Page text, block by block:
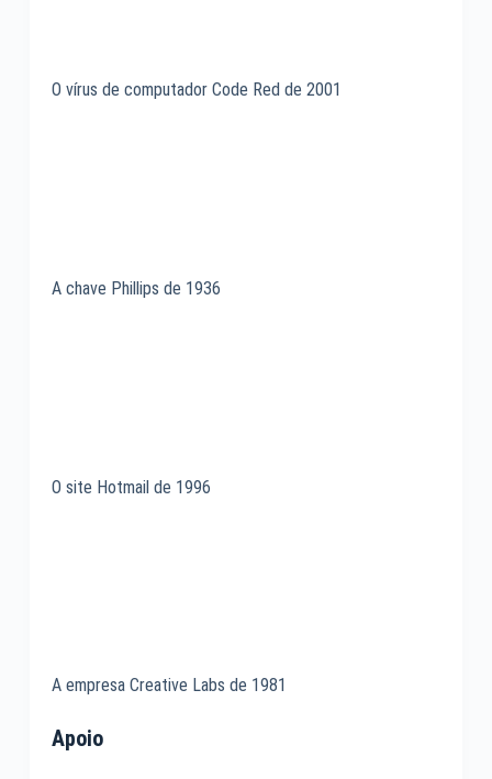
O vírus de computador Code Red de 2001
A chave Phillips de 1936
O site Hotmail de 1996
A empresa Creative Labs de 1981
Apoio